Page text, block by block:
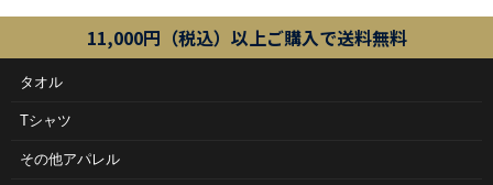
11,000円（税込）以上ご購入で送料無料
タオル
Tシャツ
その他アパレル